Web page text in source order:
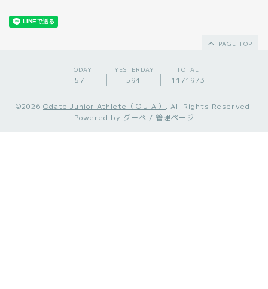
PAGE TOP
TODAY
57
YESTERDAY
594
TOTAL
1171973
©2026 Odate Junior Athlete（ＯＪＡ） . All Rights Reserved.
Powered by グーペ / 管理ページ